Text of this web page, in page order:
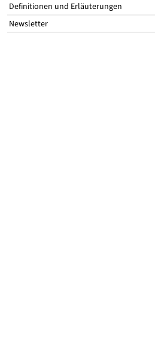
Definitionen und Erläuterungen
Newsletter